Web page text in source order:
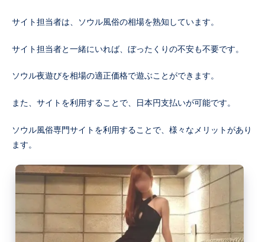
サイト担当者は、ソウル風俗の相場を熟知しています。
サイト担当者と一緒にいれば、ぼったくりの不安も不要です。
ソウル夜遊びを相場の適正価格で遊ぶことができます。
また、サイトを利用することで、日本円支払いが可能です。
ソウル風俗専門サイトを利用することで、様々なメリットがあり
ます。